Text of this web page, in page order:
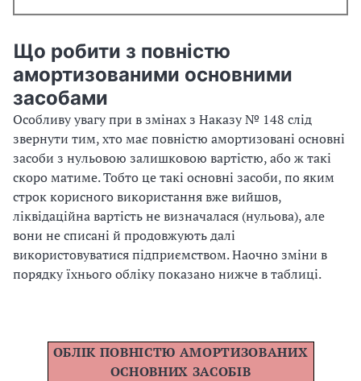
Що робити з повністю
амортизованими основними
засобами
Особливу увагу при в змінах з Наказу № 148 слід
звернути тим, хто має повністю амортизовані основні
засоби з нульовою залишковою вартістю, або ж такі
скоро матиме. Тобто це такі основні засоби, по яким
строк корисного використання вже вийшов,
ліквідаційна вартість не визначалася (нульова), але
вони не списані й продовжують далі
використовуватися підприємством. Наочно зміни в
порядку їхнього обліку показано нижче в таблиці.
ОБЛІК ПОВНІСТЮ АМОРТИЗОВАНИХ
ОСНОВНИХ ЗАСОБІВ